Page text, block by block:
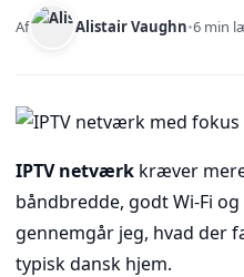
Af Alistair Vaughn•6 min
IPTV netværk kræver
båndbredde, godt Wi‑Fi
gennemgår jeg, hvad der
typisk dansk hjem.